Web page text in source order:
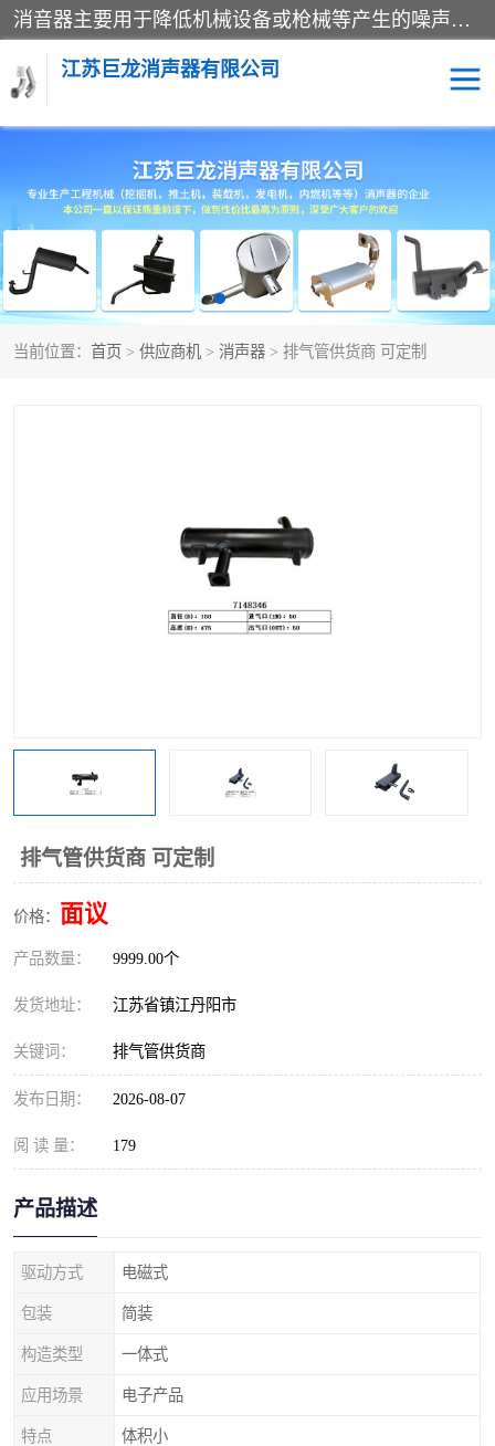
消音器主要用于降低机械设备或枪械等产生的噪声。它通过阻尼或增加排气面积来降低排气速度和功率，从而降低噪声。常见的消音器类型包括阻性消声器、抗性消声器、共振消声器以及阻抗复合式消声器等。这些消音器各有特点，适用于不同频率的噪声消除。
江苏巨龙消声器有限公司
当前位置： 首页 > 供应商机 > 消声器 > 排气管供货商 可定制
排气管供货商 可定制
价格： 面议
产品数量： 9999.00个
发货地址： 江苏省镇江丹阳市
关键词： 排气管供货商
发布日期： 2026-08-07
阅 读 量： 179
产品描述
驱动方式 电磁式
包装 简装
构造类型 一体式
应用场景 电子产品
特点 体积小
消声器